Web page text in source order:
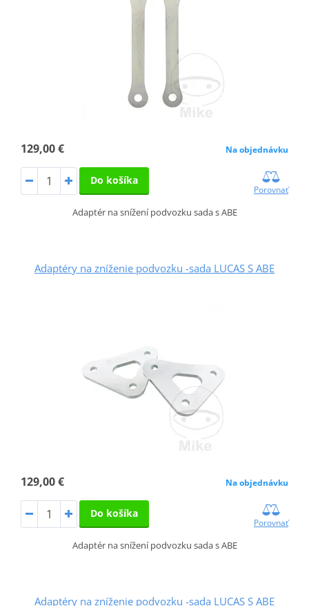
129,00 € Na objednávku
Do košíka
Porovnať
Adaptér na snížení podvozku sada s ABE
Adaptéry na zníženie podvozku -sada LUCAS S ABE
129,00 € Na objednávku
Do košíka
Porovnať
Adaptér na snížení podvozku sada s ABE
Adaptéry na zníženie podvozku -sada LUCAS S ABE